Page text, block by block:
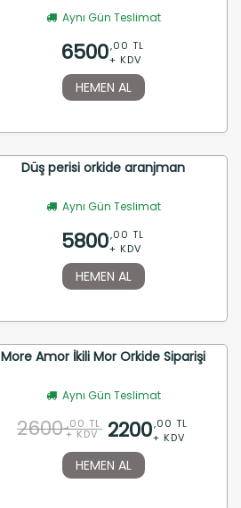
Aynı Gün Teslimat
6500,00 TL
+ KDV
HEMEN AL
Düş perisi orkide aranjman
Aynı Gün Teslimat
5800,00 TL
+ KDV
HEMEN AL
More Amor İkili Mor Orkide Siparişi
Aynı Gün Teslimat
2600 ,00 TL
+ KDV 2200,00 TL
+ KDV
HEMEN AL